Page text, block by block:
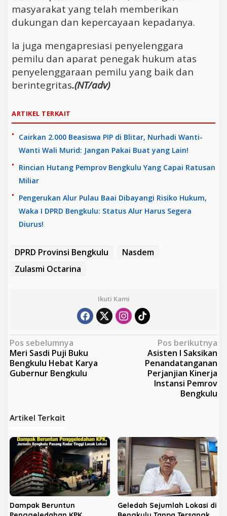
masyarakat yang telah memberikan
dukungan dan kepercayaan kepadanya.
Ia juga mengapresiasi penyelenggara
pemilu dan aparat penegak hukum atas
penyelenggaraan pemilu yang baik dan
berintegritas.(NT/adv)
ARTIKEL TERKAIT
Cairkan 2.000 Beasiswa PIP di Blitar, Nurhadi Wanti-
Wanti Wali Murid: Jangan Pakai Buat yang Lain!
Rincian Hutang Pemprov Bengkulu Yang Capai Ratusan
Miliar
Pengerukan Alur Pulau Baai Dibayangi Risiko Hukum,
Waka I DPRD Bengkulu: Status Alur Harus Segera
Diurus!
DPRD Provinsi Bengkulu
Nasdem
Zulasmi Octarina
Ikuti Kami
N
a
v
a
i
p
o
s
Pos sebelumnya
Meri Sasdi Puji Buku
Bengkulu Hebat Karya
Gubernur Bengkulu
Pos berikutnya
Asisten I Saksikan
Penandatanganan
Perjanjian Kinerja
Instansi Pemrov
Bengkulu
Artikel Terkait
Dampak Beruntun
Geledah Sejumlah Lokasi di